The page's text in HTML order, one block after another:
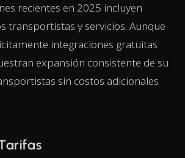
recientes en 2025 incluyen
transportistas y servicios. Aunque
integraciones gratuitas
expansión consistente de su
sin costos adicionales